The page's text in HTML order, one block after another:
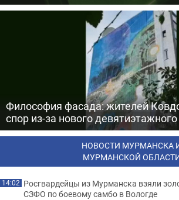
Философия фасада: жителей
спор из-за нового
НОВОСТИ МУРМАНСКА
МУРМАНСКОЙ
14:02 Росгвардейцы из Мурманска взяли
СЗФО по боевому самбо в Вологде